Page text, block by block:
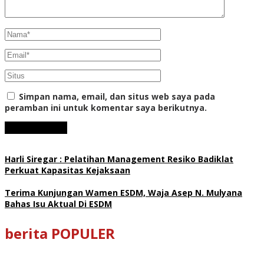
Simpan nama, email, dan situs web saya pada
peramban ini untuk komentar saya berikutnya.
Harli Siregar : Pelatihan Management Resiko Badiklat
Perkuat Kapasitas Kejaksaan
Terima Kunjungan Wamen ESDM, Waja Asep N. Mulyana
Bahas Isu Aktual Di ESDM
berita POPULER